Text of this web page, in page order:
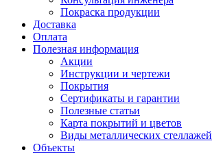
Покраска продукции
Доставка
Оплата
Полезная информация
Акции
Инструкции и чертежи
Покрытия
Сертификаты и гарантии
Полезные статьи
Карта покрытий и цветов
Виды металлических стеллажей
Объекты